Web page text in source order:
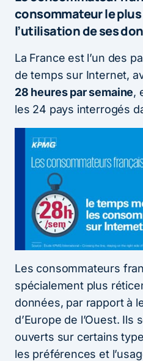
consommateur le
l’utilisation de ses
La France est l’un des
de temps sur Internet,
28 heures par semaine,
les 24 pays interrogés
Les consommateurs
spécialement plus
données, par rapport à
d’Europe de l’Ouest. Ils
ouverts sur certains
les préférences et